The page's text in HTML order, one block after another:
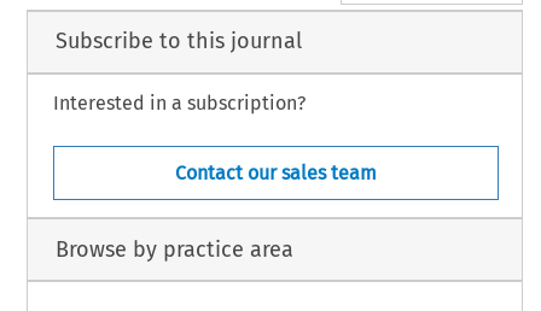
Subscribe to this journal
Interested in a subscription?
Contact our sales team
Browse by practice area